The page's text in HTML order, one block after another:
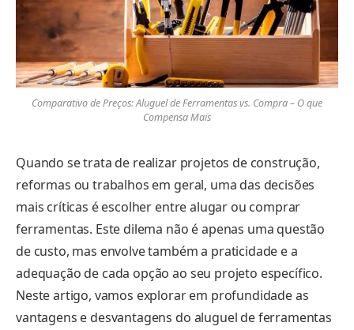
Comparativo de Preços: Aluguel de Ferramentas vs. Compra – O que
Compensa Mais
Quando se trata de realizar projetos de construção,
reformas ou trabalhos em geral, uma das decisões
mais críticas é escolher entre alugar ou comprar
ferramentas. Este dilema não é apenas uma questão
de custo, mas envolve também a praticidade e a
adequação de cada opção ao seu projeto específico.
Neste artigo, vamos explorar em profundidade as
vantagens e desvantagens do aluguel de ferramentas